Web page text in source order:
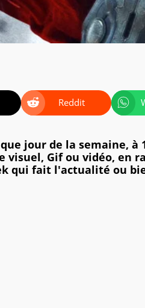
Reddit
jour de la semaine,
Gif ou vidéo, en
qui fait l'actualité ou